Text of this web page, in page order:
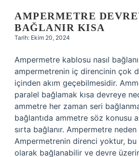
AMPERMETRE
BAĞLANIR KISA
Tarih: Ekim 20, 2024
Ampermetre kablosu nasıl
ampermetrenin iç direncinin çok
içinden akım geçebilmesidir.
paralel bağlamak kısa devreye
ammetre her zaman seri
bağlantıda ammetre söz konusu
sırta bağlanır. Ampermetre
Ampermetrenin direnci yoktur, bu
olarak bağlanabilir ve devre